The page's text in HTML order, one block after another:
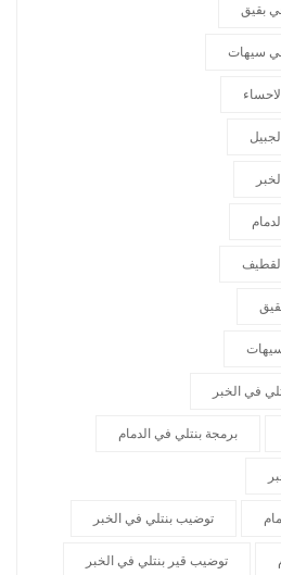
بقيق
سيهات
في الخبر
برمجة بنتلي في الدمام
توضيب بنتلي في الخبر
توضيب قير بنتلي في الخبر